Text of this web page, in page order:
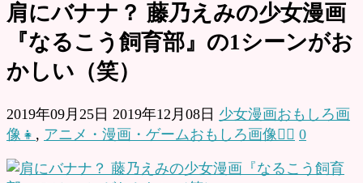
肩にバナナ？ 藤乃えみの少女漫画
『なるこう飼育部』の1シーンがお
かしい（笑）
2019年09月25日 2019年12月08日 少女漫画おもしろ画
像👧 , アニメ・漫画・ゲームおもしろ画像🧚‍♀️ 0